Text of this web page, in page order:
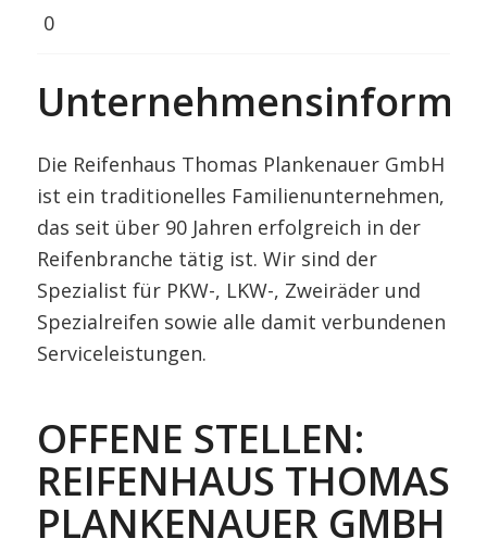
0
Die Reifenhaus Thomas Plankenauer GmbH
ist ein traditionelles Familienunternehmen,
das seit über 90 Jahren erfolgreich in der
Reifenbranche tätig ist. Wir sind der
Spezialist für PKW-, LKW-, Zweiräder und
Spezialreifen sowie alle damit verbundenen
Serviceleistungen.
OFFENE STELLEN:
REIFENHAUS THOMAS
PLANKENAUER GMBH